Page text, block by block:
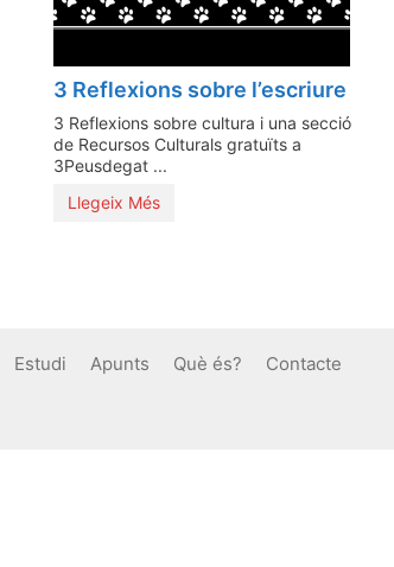
3 Reflexions sobre l’escriure
3 Reflexions sobre cultura i una secció
de Recursos Culturals gratuïts a
3Peusdegat ...
Llegeix Més
Estudi Apunts Què és? Contacte